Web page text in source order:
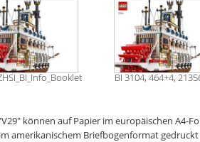
BI 3104, 464+4,
können auf Papier im europäischen A4-
amerikanischem Briefbogenformat